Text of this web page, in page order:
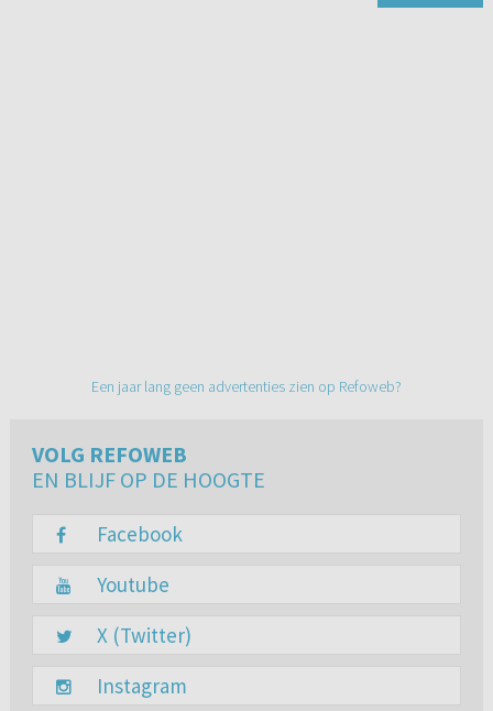
Een jaar lang geen advertenties zien op Refoweb?
VOLG REFOWEB
EN BLIJF OP DE HOOGTE
Facebook
Youtube
X (Twitter)
Instagram